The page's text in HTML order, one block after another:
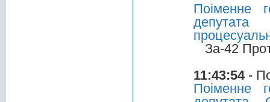
Поіменне
За-42
11:43:54-
Поіменне